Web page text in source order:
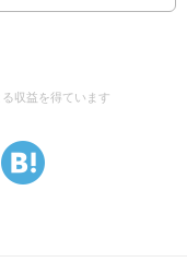
収益を得ています